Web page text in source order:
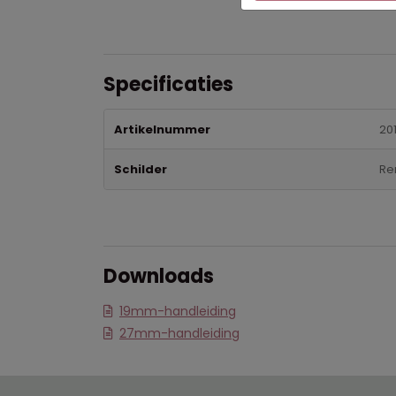
Specificaties
Artikelnummer
Schilder
Downloads
19mm-handleiding
27mm-handleiding